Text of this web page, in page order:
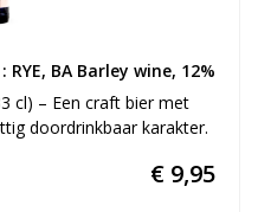
RYE, BA Barley wine, 12%
cl) – Een craft bier met
doordrinkbaar karakter.
€ 9,95